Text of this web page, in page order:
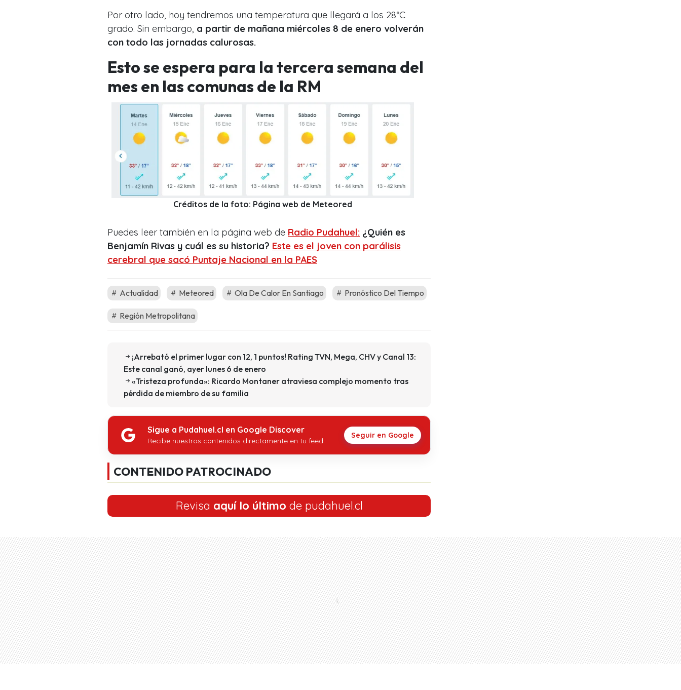
Por otro lado, hoy tendremos una temperatura que llegará a los 28°C
grado. Sin embargo, a partir de mañana miércoles 8 de enero volverán
con todo las jornadas calurosas.
Esto se espera para la tercera semana del
mes en las comunas de la RM
Créditos de la foto: Página web de Meteored
Puedes leer también en la página web de Radio Pudahuel: ¿Quién es
Benjamín Rivas y cuál es su historia? Este es el joven con parálisis
cerebral que sacó Puntaje Nacional en la PAES
Actualidad Meteored Ola De Calor En Santiago Pronóstico Del Tiempo
Región Metropolitana
¡Arrebató el primer lugar con 12, 1 puntos! Rating TVN, Mega, CHV y Canal 13:
Este canal ganó, ayer lunes 6 de enero
«Tristeza profunda»: Ricardo Montaner atraviesa complejo momento tras
pérdida de miembro de su familia
Sigue a Pudahuel.cl en Google Discover
Recibe nuestros contenidos directamente en tu feed.
Seguir en Google
CONTENIDO PATROCINADO
Revisa aquí lo último de pudahuel.cl